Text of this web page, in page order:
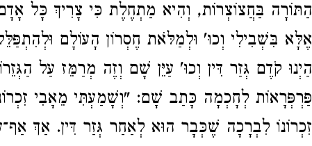
הַתּוֹרָה בַּחֲצוֹצְרוֹת, וְהִיא מַתְחֶלֶת כִּי צָרִיךְ כָּל
אֶלָּא בִּשְׁבִילִי וְכוּ' וּלְמַלֹּאת חֶסְרוֹן הָעוֹלָם
הַיְנוּ קֹדֶם גְּזַר דִּין וְכוּ' עַיֵּן שָׁם וְזֶה מְרַמֵּז עַל
פַּרְפְּרָאוֹת לְחָכְמָה כָּתַב שָׁם: "וְשָׁמַעְתִּי מֵאָבִי
זִכְרוֹנוֹ לִבְרָכָה שֶׁכְּבָר הוּא לְאַחַר גְּזַר דִּין. אַךְ